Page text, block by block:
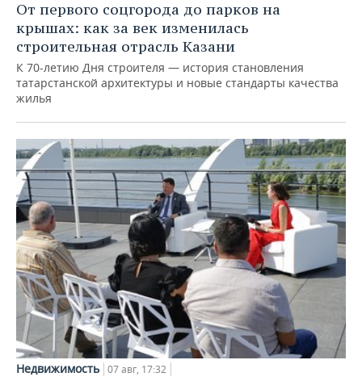
От первого соцгорода до парков на
крышах: как за век изменилась
строительная отрасль Казани
К 70-летию Дня строителя — история становления
татарстанской архитектуры и новые стандарты качества
жилья
Недвижимость 07 авг, 17:32